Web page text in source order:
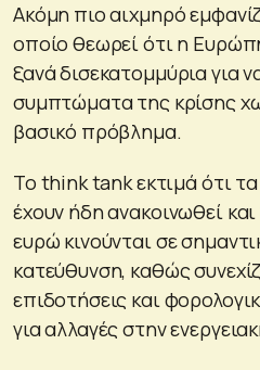
Ακόμη πιο αιχμηρό
οποίο θεωρεί ότι η
ξανά δισεκατομμύρια για
συμπτώματα της κρίσης
βασικό πρόβλημα.
Το think tank εκτιμά ότι
έχουν ήδη ανακοινωθεί
ευρώ κινούνται σε
κατεύθυνση, καθώς
επιδοτήσεις και
για αλλαγές στην